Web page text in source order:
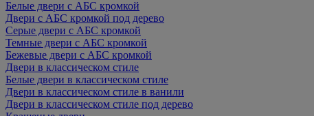
Белые двери с АБС кромкой
Двери с АБС кромкой под дерево
Серые двери с АБС кромкой
Темные двери с АБС кромкой
Бежевые двери с АБС кромкой
Двери в классическом стиле
Белые двери в классическом стиле
Двери в классическом стиле в ванили
Двери в классическом стиле под дерево